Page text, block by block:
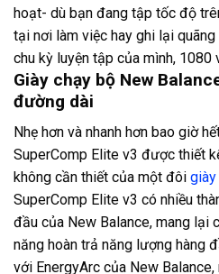
hoạt- dù bạn đang tập tốc độ
tại nơi làm việc hay ghi lại
chu kỳ luyện tập của mình, 1080
Giày chạy bộ New
đường dài
Nhẹ hơn và nhanh hơn bao giờ
SuperComp Elite v3 được thiết
không cần thiết của một đôi
SuperComp Elite v3 có nhiều
đầu của New Balance, mang lại
năng hoàn trả năng lượng hàng
với EnergyArc của New